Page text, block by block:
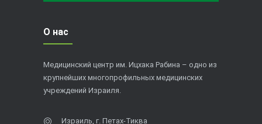
О нас
Медицинский центр им. Ицхака Рабина – одно из
крупнейших многопрофильных медицинских
учреждений Израиля.
Израиль, г. Петах-Тиква